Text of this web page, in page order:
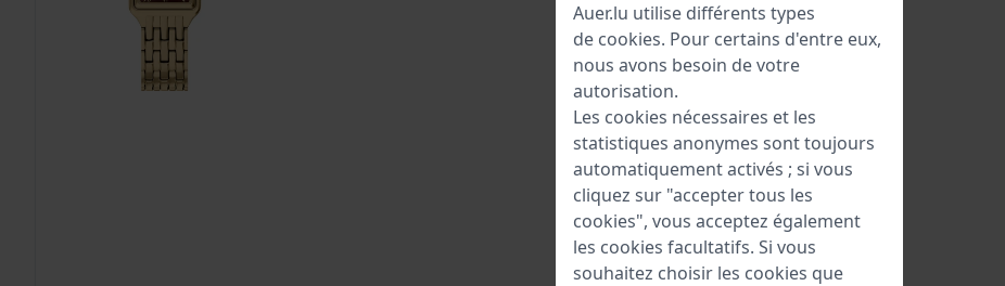
Auer.lu utilise différents types
de cookies. Pour certains d'entre eux,
nous avons besoin de votre
autorisation.
Les cookies nécessaires et les
statistiques anonymes sont toujours
automatiquement activés ; si vous
cliquez sur "accepter tous les
cookies", vous acceptez également
les cookies facultatifs. Si vous
souhaitez choisir les cookies que